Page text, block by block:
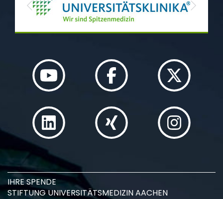
Previous Next
IHRE SPENDE
STIFTUNG UNIVERSITÄTSMEDIZIN AACHEN